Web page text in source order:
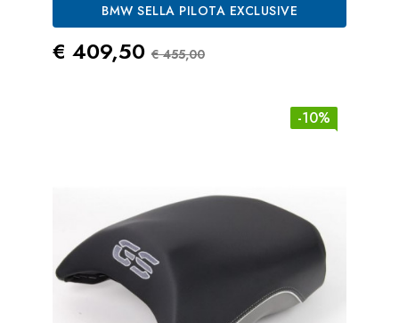
BMW SELLA PILOTA EXCLUSIVE
Prezzo
€ 409,50 Prezzo Standard
€ 455,00
-10%